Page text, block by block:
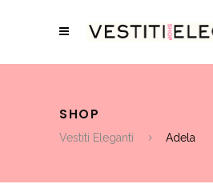
SHOP
Vestiti Eleganti Adela